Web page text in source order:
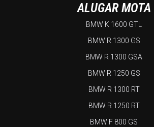
ALUGAR MOTA
BMW K 1600 GTL
BMW R 1300 GS
BMW R 1300 GSA
BMW R 1250 GS
BMW R 1300 RT
BMW R 1250 RT
BMW F 800 GS